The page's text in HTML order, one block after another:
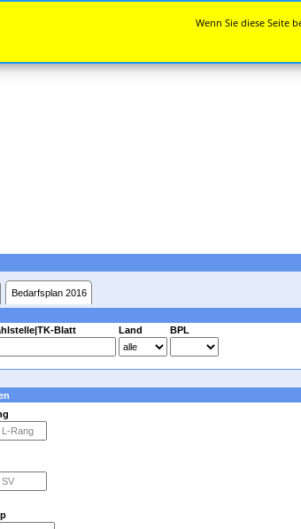
Bedarfsplan 2016
Blatt Land BPL
Wenn Sie diese Seite